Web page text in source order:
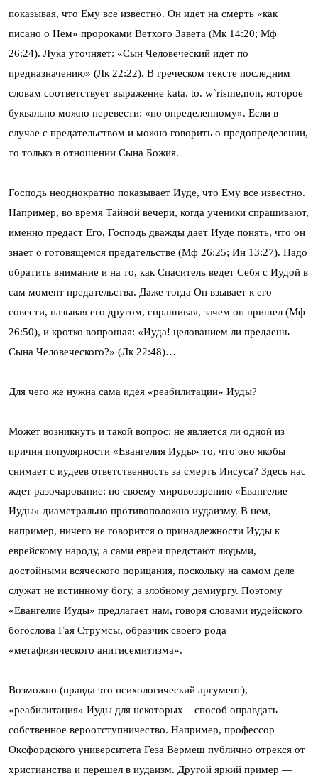
показывая, что Ему все известно. Он идет на смерть «как
писано о Нем» пророками Ветхого Завета (Мк 14:20; Мф
26:24). Лука уточняет: «Сын Человеческий идет по
предназначению» (Лк 22:22). В греческом тексте последним
словам соответствует выражение kata. to. w`risme,non, которое
буквально можно перевести: «по определенному». Если в
случае с предательством и можно говорить о предопределении,
то только в отношении Сына Божия.
Господь неоднократно показывает Иуде, что Ему все известно.
Например, во время Тайной вечери, когда ученики спрашивают,
именно предаст Его, Господь дважды дает Иуде понять, что он
знает о готовящемся предательстве (Мф 26:25; Ин 13:27). Надо
обратить внимание и на то, как Спаситель ведет Себя с Иудой в
сам момент предательства. Даже тогда Он взывает к его
совести, называя его другом, спрашивая, зачем он пришел (Мф
26:50), и кротко вопрошая: «Иуда! целованием ли предаешь
Сына Человеческого?» (Лк 22:48)…
Для чего же нужна сама идея «реабилитации» Иуды?
Может возникнуть и такой вопрос: не является ли одной из
причин популярности «Евангелия Иуды» то, что оно якобы
снимает с иудеев ответственность за смерть Иисуса? Здесь нас
ждет разочарование: по своему мировоззрению «Евангелие
Иуды» диаметрально противоположно иудаизму. В нем,
например, ничего не говорится о принадлежности Иуды к
еврейскому народу, а сами евреи предстают людьми,
достойными всяческого порицания, поскольку на самом деле
служат не истинному богу, а злобному демиургу. Поэтому
«Евангелие Иуды» предлагает нам, говоря словами иудейского
богослова Гая Струмсы, образчик своего рода
«метафизического анитисемитизма».
Возможно (правда это психологический аргумент),
«реабилитация» Иуды для некоторых – способ оправдать
собственное вероотступничество. Например, профессор
Оксфордского университета Геза Вермеш публично отрекся от
христианства и перешел в иудаизм. Другой яркий пример —